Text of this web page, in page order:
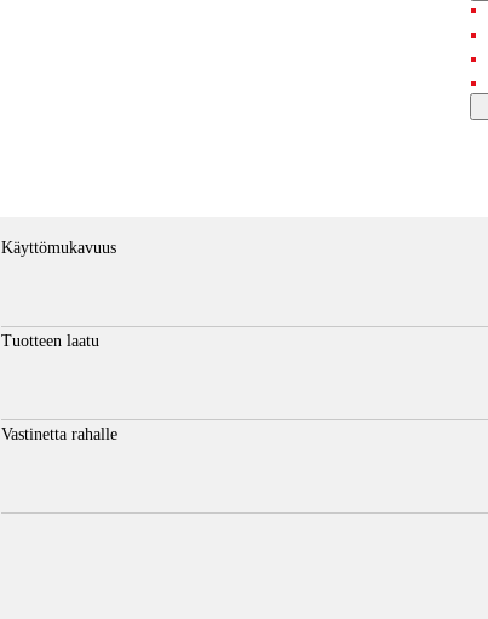
Käyttömukavuus
Tuotteen laatu
Vastinetta rahalle